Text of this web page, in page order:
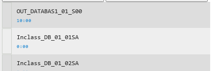
OUT_DATABAS1_01_S00
10:00
Inclass_DB_01_01SA
0:00
Inclass_DB_01_02SA